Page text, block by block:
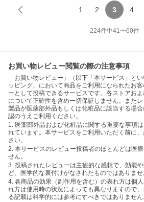
1 2 3 4
224件中41〜60件
お買い物レビュー閲覧の際の注意事項
「お買い物レビュー」（以下「本サービス」と
ッピング」において商品をご利用になられたお
ーとして投稿できるサービスです。各ストアお
について正確性を含め一切保証しません。またレ
製品が医薬部外品もしくは化粧品に該当する場
認のうえご利用ください。
1. 医薬部外品および化粧品に関する重要な事項
れています。本サービスをご利用いただく前に
さい。
2. 本サービスのレビュー投稿者のほとんどは医
せん。
3. 投稿されたレビューは主観的な感想で、効能
ど、医学的な裏付けがなされたものではありませ
4. 各商品の効果（副作用を含む）の表れ方は個
れ方は使用時の状況によっても異なりますので
る記載は科学的には参考にすべきではありません